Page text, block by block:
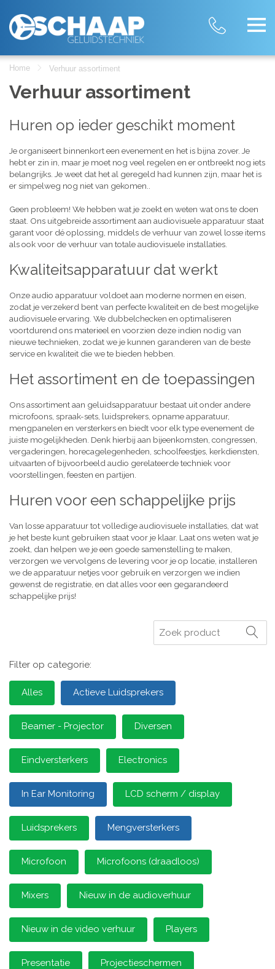
Home Verhuur assortiment
Verhuur assortiment
Huren op ieder geschikt moment
Je organiseert binnenkort een evenement en het is bijna zover. Je
hebt er zin in, maar je moet nog veel regelen en er ontbreekt nog iets
belangrijks. Je weet dat het al geregeld had kunnen zijn, maar het is
er simpelweg nog niet van gekomen..
Geen probleem! We hebben wat je zoekt en weten wat ons te doen
staat. Ons uitgebreide assortiment aan audiovisuele apparatuur staat
garant voor dé oplossing, middels de verhuur van zowel losse items
als ook voor de verhuur van totale audiovisuele installaties.
Kwaliteitsapparatuur dat werkt
Onze audio apparatuur voldoet aan moderne normen en eisen,
zodat je verzekerd bent van perfecte kwaliteit en de best mogelijke
audiovisuele ervaring. We dubbelchecken en optimaliseren
voortdurend ons materieel en voorzien deze indien nodig van
nieuwe technieken, zodat we je kunnen garanderen van de beste
service en kwaliteit die we te bieden hebben.
Het assortiment en de toepassingen
Ons assortiment aan geluidsapparatuur bestaat uit onder andere
microfoons, spraak-sets, luidsprekers, opname apparatuur,
mengpanelen en versterkers en biedt voor elk type evenement de
juiste mogelijkheden. Denk hierbij aan bijeenkomsten, congressen,
vergaderingen, horecagelegenheden, schoolfeestjes, kerkdiensten,
uitvaarten of bijvoorbeeld audio gerelateerde techniek voor
voorstellingen, feesten en partijen.
Huren voor een schappelijke prijs
Van losse apparatuur tot volledige audiovisuele installaties, dat wat
je het beste kunt gebruiken staat voor je klaar. Laat ons weten wat je
zoekt, dan helpen we je een goede samenstelling te maken,
verzorgen we vervolgens de levering voor je op locatie, installeren
we de apparatuur netjes voor gebruik en verzorgen we indien
gewenst de registratie, en dat alles voor een gegarandeerd
schappelijke prijs!
Zoeken
Filter op categorie:
Alles Actieve Luidsprekers
Beamer - Projector Diversen
Eindversterkers Electronics
In Ear Monitoring LCD scherm / display
Luidsprekers Mengversterkers
Microfoon Microfoons (draadloos)
Mixers Nieuw in de audioverhuur
Nieuw in de video verhuur Players
Presentatie Projectieschermen